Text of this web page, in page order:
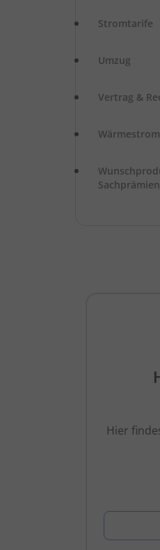
Stromtarife
Umzug
Vertrag &
Wärmestrom
Sachprämien
Hier